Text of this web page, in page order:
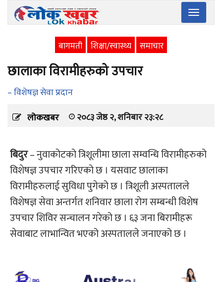
Toggle
बागमती शिक्षा/स्वास्थ्य समाचार
छालाका विरामीहरुको उपचार
– विशेषज्ञ सेवा प्रदान
लोकखबर
२०८३ जेष्ठ २, शनिबार २३:२८
बिदुर– नुवाकोटको त्रिशूलीमा छाला सम्वन्धि विरामीहरुको
विशेषज्ञ उपचार गरिएको छ । यसवाट छालाका
विरामीहरुलाई सुविधा पुगेको छ । त्रिशूली अस्पतालले
विशेषज्ञ सेवा अन्तर्गत शनिवार छाला रोग सम्बन्धी विशेष
उपचार शिविर सन्चालन गरेको छ । ६३ जना बिरामीहरू
सेवाबाट लाभान्वित भएको अस्पतालले जनाएको छ ।